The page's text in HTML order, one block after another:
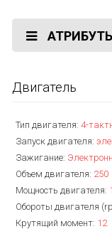
Двигатель
Тип двигателя: 4-
Запуск двигателя:
Зажигание:
Объем двигателя: 250
Мощность двигателя:
Обороты двигателя
Крутящий момент: 12